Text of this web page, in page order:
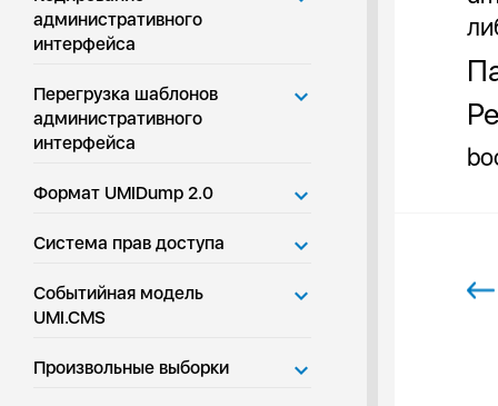
административного
интерфейса
Перегрузка шаблонов
административного
интерфейса
Формат UMIDump 2.0
Система прав доступа
Событийная модель
UMI.CMS
Произвольные выборки